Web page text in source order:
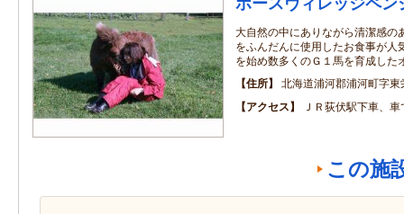
大自然の中にありながら清潔感の
をふんだんに使用したお食事が人
を始め数多くのＧ１馬を育成した
住所
北海道浦河郡浦河町字
アクセス
ＪＲ荻伏駅下車、
この施